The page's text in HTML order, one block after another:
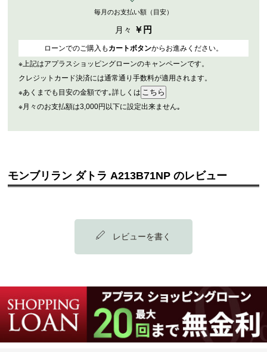
毎月のお支払い額（目安）
月々 ￥ 円
ローンでのご購入も カートボタンからお進みください。
※上記はアプラスショッピングローンのキャンペーンです。
クレジットカード決済には通常通り手数料が適用されます。
※あくまでも目安の金額です｡詳しくは
※月々のお支払額は3,000円以下に設定出来ません｡
モンブリラン ダトラ A213B71NP のレビュー
レビューを書く